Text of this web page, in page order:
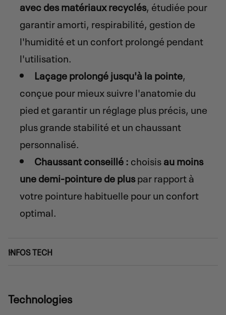
avec des matériaux recyclés, étudiée pour
garantir amorti, respirabilité, gestion de
l'humidité et un confort prolongé pendant
l'utilisation.
Laçage prolongé jusqu'à la pointe,
conçue pour mieux suivre l'anatomie du
pied et garantir un réglage plus précis, une
plus grande stabilité et un chaussant
personnalisé.
Chaussant conseillé : choisisau moins
une demi-pointure de pluspar rapport à
votre pointure habituelle pour un confort
optimal.
INFOS TECH
Technologies